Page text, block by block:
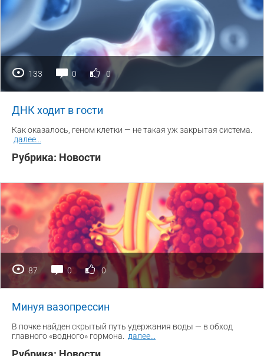
133 0 0
ДНК ходит в гости
Как оказалось, геном клетки — не такая уж закрытая система.
далее
Рубрика: Новости
87 0 0
Минуя вазопрессин
В почке найден скрытый путь удержания воды — в обход
главного «водного» гормона.
далее